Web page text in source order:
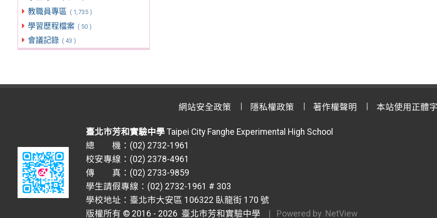
教職員專區 ( 1,735 )
學習歷程檔案 ( 50 )
會議記錄 ( 43 )
網站安全政策 隱私權政策 著作權聲明 本站使用正體
臺北市芳和實驗中學 Taipei City Fanghe Experimental High School
總 機：(02) 2732-1961
校安專線：(02) 2378-4961
傳 真：(02) 2733-9859
學生請假專線：(02) 2732-1961 # 303
學校地址：臺北市大安區 106322 臥龍街 170 號
版權所有 © 2016 - 2026 臺北市芳和實驗中學 | Powered by NetView